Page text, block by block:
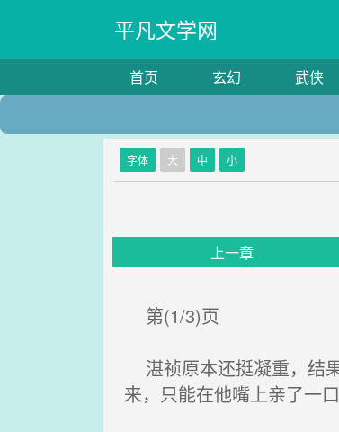
平凡文学网
首页 玄幻 武侠
字体 大 中 小
上一章
第(1/3)页
湛祯原本还挺凝重，结
来，只能在他嘴上亲了一